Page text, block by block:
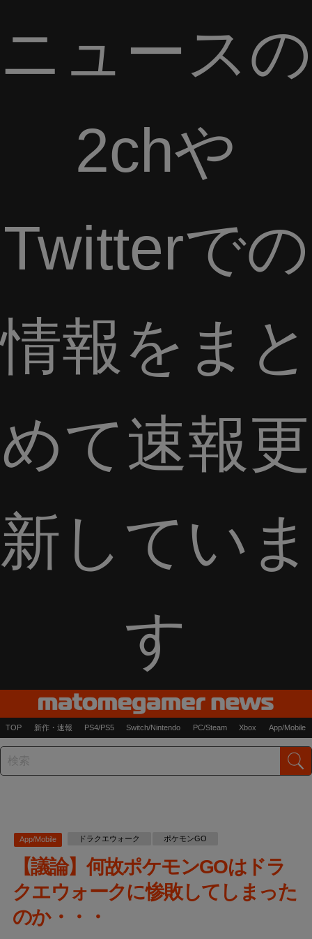
ニュースの
2chや
Twitterでの
情報をまと
めて速報更
新していま
す
TOP 新作・速報 PS4/PS5 Switch/Nintendo PC/Steam Xbox App/Mobile
App/Mobile ドラクエウォーク ポケモンGO
【議論】何故ポケモンGOはドラ
クエウォークに惨敗してしまった
のか・・・